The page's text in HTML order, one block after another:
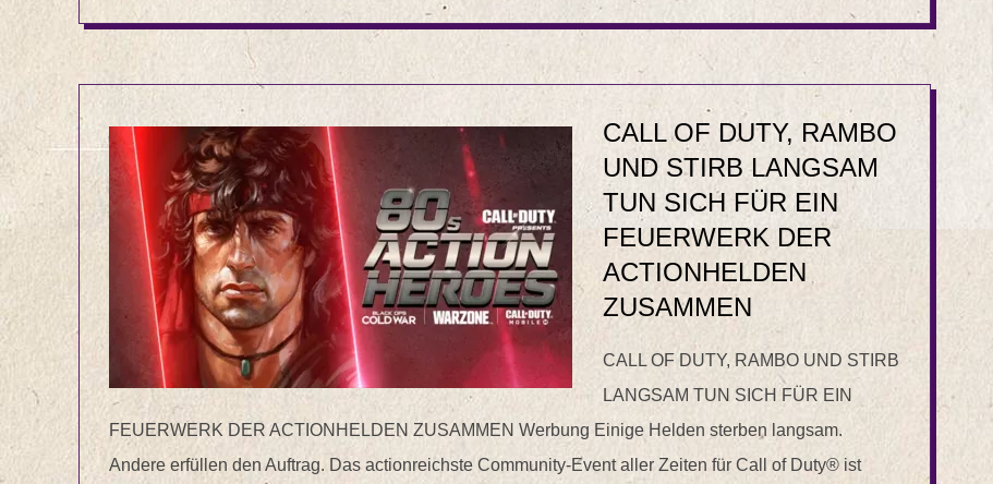
CALL OF DUTY, RAMBO
UND STIRB LANGSAM
TUN SICH FÜR EIN
FEUERWERK DER
ACTIONHELDEN
ZUSAMMEN
CALL OF DUTY, RAMBO UND STIRB
LANGSAM TUN SICH FÜR EIN
FEUERWERK DER ACTIONHELDEN ZUSAMMEN Werbung Einige Helden sterben langsam.
Andere erfüllen den Auftrag. Das actionreichste Community-Event aller Zeiten für Call of Duty® ist